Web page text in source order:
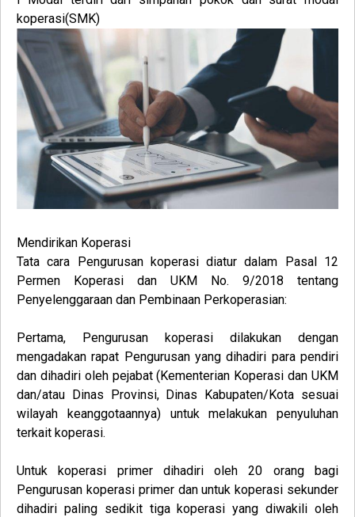
koperasi(SMK)
Mendirikan Koperasi
Tata cara Pengurusan koperasi diatur dalam Pasal 12
Permen Koperasi dan UKM No. 9/2018 tentang
Penyelenggaraan dan Pembinaan Perkoperasian:
Pertama, Pengurusan koperasi dilakukan dengan
mengadakan rapat Pengurusan yang dihadiri para pendiri
dan dihadiri oleh pejabat (Kementerian Koperasi dan UKM
dan/atau Dinas Provinsi, Dinas Kabupaten/Kota sesuai
wilayah keanggotaannya) untuk melakukan penyuluhan
terkait koperasi.
Untuk koperasi primer dihadiri oleh 20 orang bagi
Pengurusan koperasi primer dan untuk koperasi sekunder
dihadiri paling sedikit tiga koperasi yang diwakili oleh